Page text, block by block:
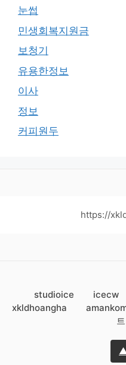
눈썹
민생회복지원금
보청기
유용한정보
이사
정보
커피원두
https://
studioice icecw
xkldhoangha